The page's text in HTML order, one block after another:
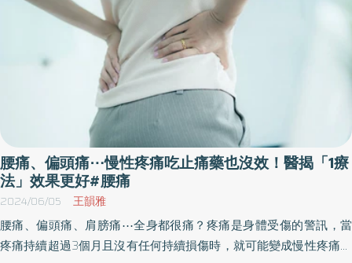
腰痛、偏頭痛⋯慢性疼痛吃止痛藥也沒效！醫揭「1療
法」效果更好#腰痛
2024/06/05 王韻雅
腰痛、偏頭痛、肩膀痛⋯全身都很痛？疼痛是身體受傷的警訊，當
疼痛持續超過3個月且沒有任何持續損傷時，就可能變成慢性疼痛，